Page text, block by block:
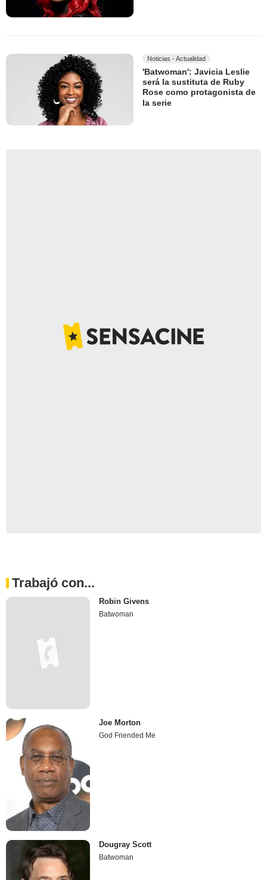
Noticias - Actualidad
'Batwoman': Javicia Leslie
será la sustituta de Ruby
Rose como protagonista de
la serie
Trabajó con...
Robin Givens
Batwoman
Joe Morton
God Friended Me
Dougray Scott
Batwoman